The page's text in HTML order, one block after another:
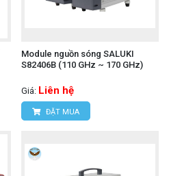
Module nguồn sóng SALUKI
S82406B (110 GHz ~ 170 GHz)
Giá: Liên hệ
ĐẶT MUA